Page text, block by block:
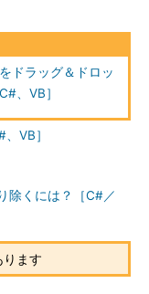
ドラッグ＆ドロッ
、VB］
VB］
除くには？［C#／
ます